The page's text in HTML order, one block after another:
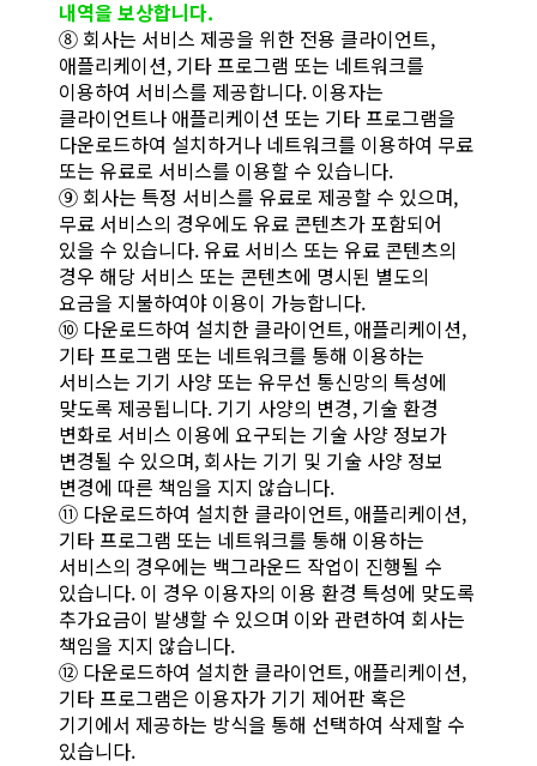
내역을 보상합니다.
⑧ 회사는 서비스 제공을 위한 전용 클라이언트,
애플리케이션, 기타 프로그램 또는 네트워크를
이용하여 서비스를 제공합니다. 이용자는
클라이언트나 애플리케이션 또는 기타 프로그램을
다운로드하여 설치하거나 네트워크를 이용하여 무료
또는 유료로 서비스를 이용할 수 있습니다.
⑨ 회사는 특정 서비스를 유료로 제공할 수 있으며,
무료 서비스의 경우에도 유료 콘텐츠가 포함되어
있을 수 있습니다. 유료 서비스 또는 유료 콘텐츠의
경우 해당 서비스 또는 콘텐츠에 명시된 별도의
요금을 지불하여야 이용이 가능합니다.
⑩ 다운로드하여 설치한 클라이언트, 애플리케이션,
기타 프로그램 또는 네트워크를 통해 이용하는
서비스는 기기 사양 또는 유무선 통신망의 특성에
맞도록 제공됩니다. 기기 사양의 변경, 기술 환경
변화로 서비스 이용에 요구되는 기술 사양 정보가
변경될 수 있으며, 회사는 기기 및 기술 사양 정보
변경에 따른 책임을 지지 않습니다.
⑪ 다운로드하여 설치한 클라이언트, 애플리케이션,
기타 프로그램 또는 네트워크를 통해 이용하는
서비스의 경우에는 백그라운드 작업이 진행될 수
있습니다. 이 경우 이용자의 이용 환경 특성에 맞도록
추가요금이 발생할 수 있으며 이와 관련하여 회사는
책임을 지지 않습니다.
⑫ 다운로드하여 설치한 클라이언트, 애플리케이션,
기타 프로그램은 이용자가 기기 제어판 혹은
기기에서 제공하는 방식을 통해 선택하여 삭제할 수
있습니다.